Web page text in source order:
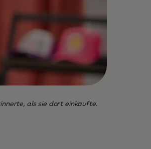
als sie dort einkaufte.